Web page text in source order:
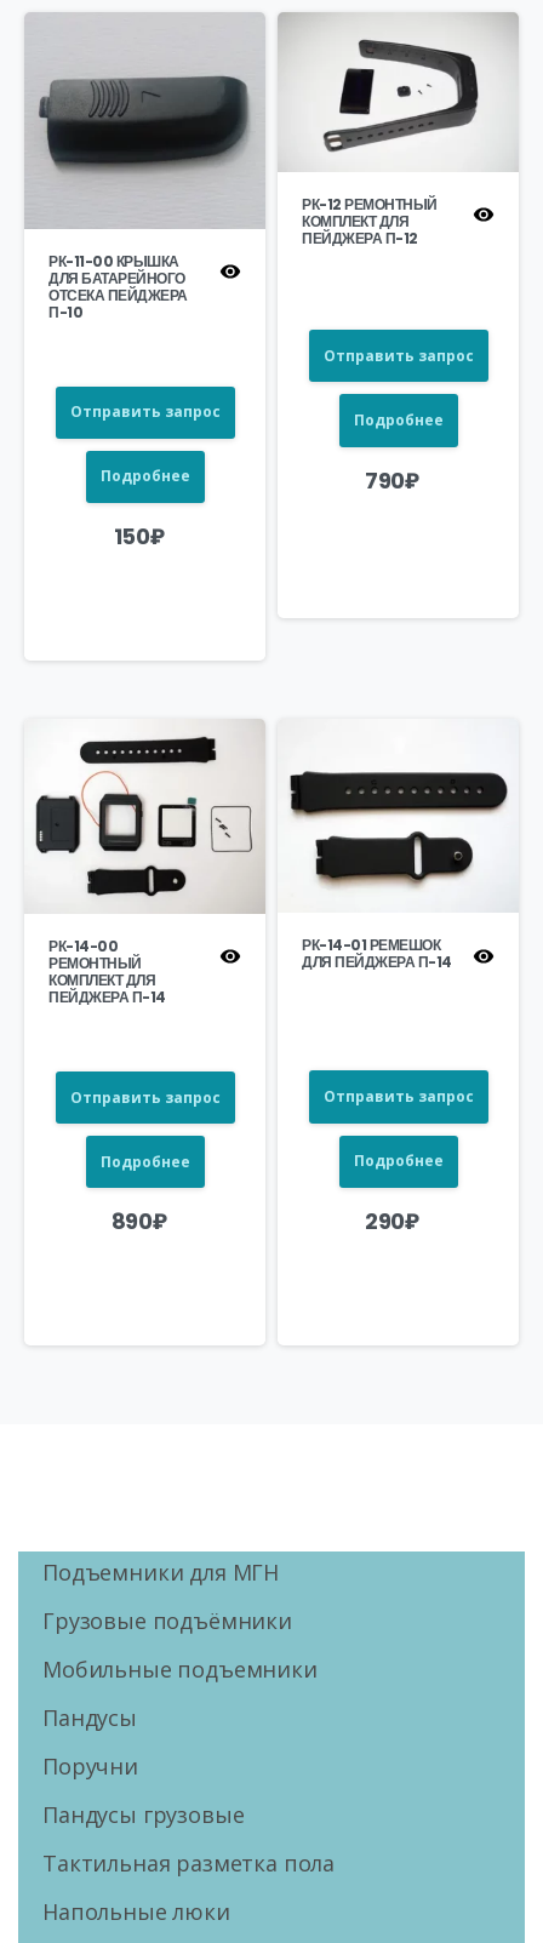
РК-11-00 КРЫШКА
ДЛЯ БАТАРЕЙНОГО
ОТСЕКА ПЕЙДЖЕРА
П-10
Отправить запрос
Подробнее
150₽
РК-12 РЕМОНТНЫЙ
КОМПЛЕКТ ДЛЯ
ПЕЙДЖЕРА П-12
Отправить запрос
Подробнее
790₽
РК-14-00
РЕМОНТНЫЙ
КОМПЛЕКТ ДЛЯ
ПЕЙДЖЕРА П-14
Отправить запрос
Подробнее
890₽
РК-14-01 РЕМЕШОК
ДЛЯ ПЕЙДЖЕРА П-14
Отправить запрос
Подробнее
290₽
Подъемники для МГН
Грузовые подъёмники
Мобильные подъемники
Пандусы
Поручни
Пандусы грузовые
Тактильная разметка пола
Напольные люки